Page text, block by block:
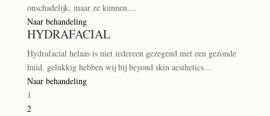
onschadelijk, maar ze kunnen…
Naar behandeling
HYDRAFACIAL
Hydrafacial helaas is niet iedereen gezegend met een gezonde
huid. gelukkig hebben wij bij beyond skin aesthetics…
Naar behandeling
1
2